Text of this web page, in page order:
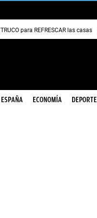
TRUCO para REFRESCAR las casas
ESPAÑA ECONOMÍA